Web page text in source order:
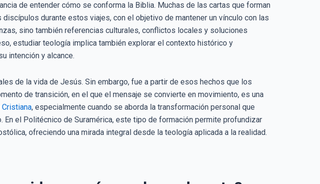
de entender cómo se conforma la Biblia. Muchas de las cartas que forman
durante estos viajes, con el objetivo de mantener un vínculo con las
sino también referencias culturales, conflictos locales y soluciones
estudiar teología implica también explorar el contexto histórico y
intención y alcance.
de la vida de Jesús. Sin embargo, fue a partir de esos hechos que los
de transición, en el que el mensaje se convierte en movimiento, es una
, especialmente cuando se aborda la transformación personal que
el Politécnico de Suramérica, este tipo de formación permite profundizar
ofreciendo una mirada integral desde la teología aplicada a la realidad.